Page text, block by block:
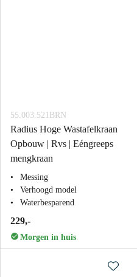
55.003.521BRN
Radius Hoge Wastafelkraan
Opbouw | Rvs | Eéngreeps
mengkraan
Messing
Verhoogd model
Waterbesparend
229,-
Morgen in huis